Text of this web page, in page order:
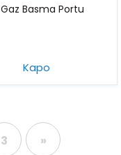
Gaz Basma Portu
Kapo
3 »